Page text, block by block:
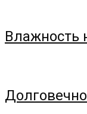
Влажность